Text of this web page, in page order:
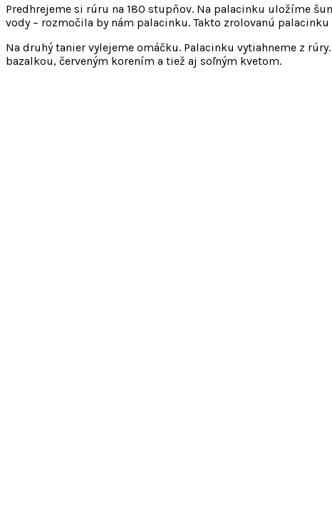
Predhrejeme si rúru na 180 stupňov. Na palacinku uložíme
vody – rozmočila by nám palacinku. Takto zrolovanú
Na druhý tanier vylejeme omáčku. Palacinku vytiahneme z
bazalkou, červeným korením a tiež aj soľným kvetom.